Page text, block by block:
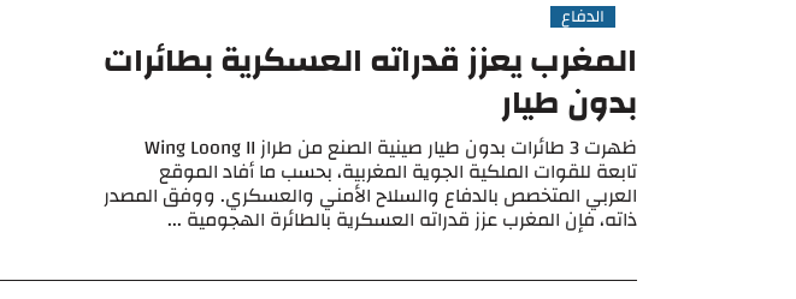
الدفاع
المغرب يعزز قدراته العسكرية بطائرات
بدون طيار
ظهرت 3 طائرات بدون طيار صينية الصنع من طراز Wing Loong II
تابعة للقوات الملكية الجوية المغربية، بحسب ما أفاد الموقع
العربي المتخصص بالدفاع والسلاح الأمني والعسكري. ووفق المصدر
ذاته، فإن المغرب عزز قدراته العسكرية بالطائرة الهجومية ...